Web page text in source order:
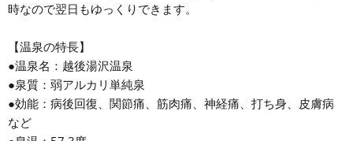
時なので翌日もゆっくりできます。
【温泉の特長】
●温泉名：越後湯沢温泉
●泉質：弱アルカリ単純泉
●効能：病後回復、関節痛、筋肉痛、神経痛、打ち身、皮膚病
など